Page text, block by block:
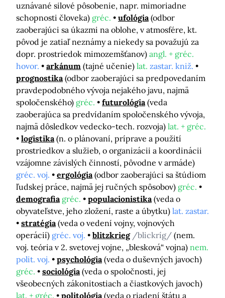
uznávané silové pôsobenie, napr. mimoriadne
schopnosti človeka) gréc. ufológia (odbor
zaoberajúci sa úkazmi na oblohe, v atmosfére, kt.
pôvod je zatiaľ neznámy a niekedy sa považujú za
dopr. prostriedok mimozemšťanov) angl. + gréc.
hovor.
arkánum (tajné učenie) lat. zastar. kniž.
prognostika (odbor zaoberajúci sa predpovedaním
pravdepodobného vývoja nejakého javu, najmä
spoločenského) gréc. futurológia (veda
zaoberajúca sa predvídaním spoločenského vývoja,
najmä dôsledkov vedecko-tech. rozvoja) lat. + gréc.
logistika (n. o plánovaní, príprave a použití
prostriedkov a služieb, o organizácii a koordinácii
vzájomne závislých činností, pôvodne v armáde)
gréc. voj.
ergológia (odbor zaoberajúci sa štúdiom
ľudskej práce, najmä jej ručných spôsobov) gréc.
demografia gréc. populacionistika (veda o
obyvateľstve, jeho zložení, raste a úbytku) lat. zastar.
stratégia (veda o vedení vojny, vojnových
operácií) gréc. voj. blitzkrieg /blickríg/ (nem.
voj. teória v 2. svetovej vojne, „blesková“ vojna) nem.
polit. voj.
psychológia (veda o duševných javoch)
gréc.
sociológia (veda o spoločnosti, jej
všeobecných zákonitostiach a čiastkových javoch)
lat. + gréc.
politológia (veda o riadení štátu a